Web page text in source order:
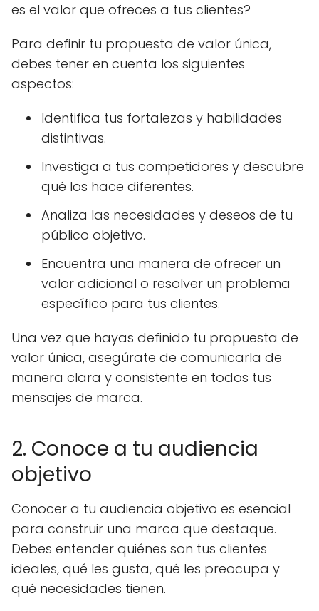
es el valor que ofreces a tus clientes?
Para definir tu propuesta de valor única,
debes tener en cuenta los siguientes
aspectos:
Identifica tus fortalezas y habilidades
distintivas.
Investiga a tus competidores y descubre
qué los hace diferentes.
Analiza las necesidades y deseos de tu
público objetivo.
Encuentra una manera de ofrecer un
valor adicional o resolver un problema
específico para tus clientes.
Una vez que hayas definido tu propuesta de
valor única, asegúrate de comunicarla de
manera clara y consistente en todos tus
mensajes de marca.
2. Conoce a tu audiencia
objetivo
Conocer a tu audiencia objetivo es esencial
para construir una marca que destaque.
Debes entender quiénes son tus clientes
ideales, qué les gusta, qué les preocupa y
qué necesidades tienen.